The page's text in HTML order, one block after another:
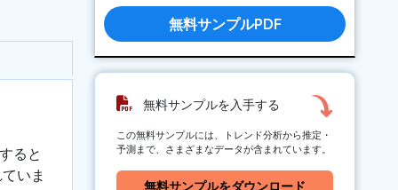
ると
いま
無料サンプルPDF
無料サンプルを入手する
この無料サンプルには、トレンド分析から推定・
予測まで、さまざまなデータが含まれています。
無料サンプルをダウンロード